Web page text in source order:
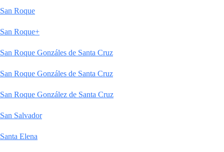
San Roque
San Roque+
San Roque Gonzáles de Santa Cruz
San Roque Gonzáles de Santa Cruz
San Roque González de Santa Cruz
San Salvador
Santa Elena